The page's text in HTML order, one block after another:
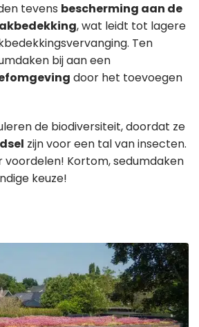
tevens bescherming aan de
, wat leidt tot lagere
Ten
bij aan een
door het toevoegen
de biodiversiteit, doordat ze
zijn voor een tal van insecten.
voordelen! Kortom, sedumdaken
keuze!